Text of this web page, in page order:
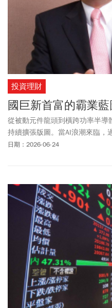
投資理財
國巨新首富的霸業藍
從被動元件龍頭到橫跨功率半導
持續擴張版圖。當AI浪潮來臨，
值，讓市場看見國巨的驚奇成長
日期：2026-06-24